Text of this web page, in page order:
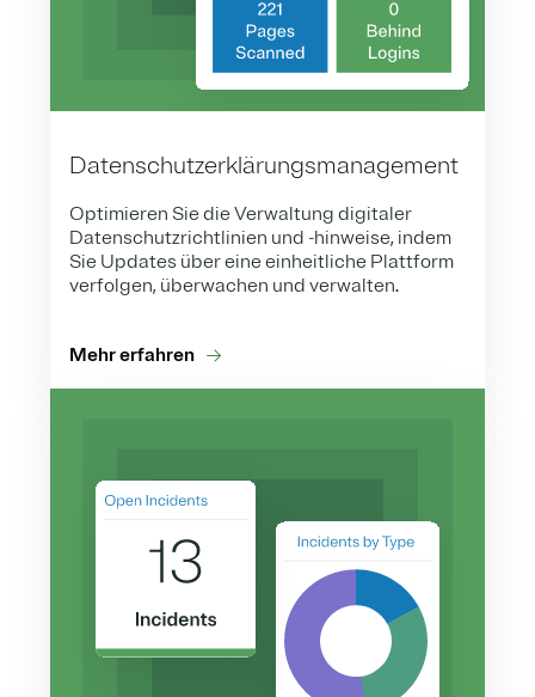
Datenschutzerklärungsmanagement
Optimieren Sie die Verwaltung digitaler
Datenschutzrichtlinien und -hinweise, indem
Sie Updates über eine einheitliche Plattform
verfolgen, überwachen und verwalten.
Mehr erfahren